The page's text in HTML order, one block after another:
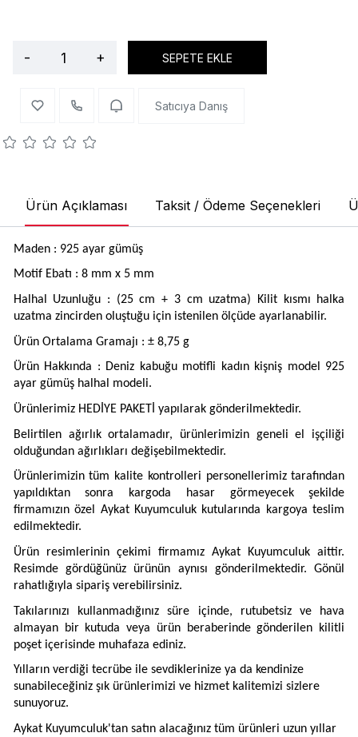
- + SEPETE EKLE
Satıcıya Danış
Ürün Açıklaması Taksit / Ödeme Seçenekleri
Maden : 925 ayar gümüş
Motif Ebatı : 8 mm x 5 mm
Halhal Uzunluğu : (25 cm + 3 cm uzatma) Kilit kısmı halka
uzatma zincirden oluştuğu için istenilen ölçüde ayarlanabilir.
Ürün Ortalama Gramajı : ± 8,75 g
Ürün Hakkında : Deniz kabuğu motifli kadın kişniş model 925
ayar gümüş halhal modeli.
Ürünlerimiz HEDİYE PAKETİ yapılarak gönderilmektedir.
Belirtilen ağırlık ortalamadır, ürünlerimizin geneli el işçiliği
olduğundan ağırlıkları değişebilmektedir.
Ürünlerimizin tüm kalite kontrolleri personellerimiz tarafından
yapıldıktan sonra kargoda hasar görmeyecek şekilde
firmamızın özel Aykat Kuyumculuk kutularında kargoya teslim
edilmektedir.
Ürün resimlerinin çekimi firmamız Aykat Kuyumculuk aittir.
Resimde gördüğünüz ürünün aynısı gönderilmektedir. Gönül
rahatlığıyla sipariş verebilirsiniz.
Takılarınızı kullanmadığınız süre içinde, rutubetsiz ve hava
almayan bir kutuda veya ürün beraberinde gönderilen kilitli
poşet içerisinde muhafaza ediniz.
Yılların verdiği tecrübe ile sevdiklerinize ya da kendinize
sunabileceğiniz şık ürünlerimizi ve hizmet kalitemizi sizlere
sunuyoruz.
Aykat Kuyumculuk'tan satın alacağınız tüm ürünleri uzun yıllar